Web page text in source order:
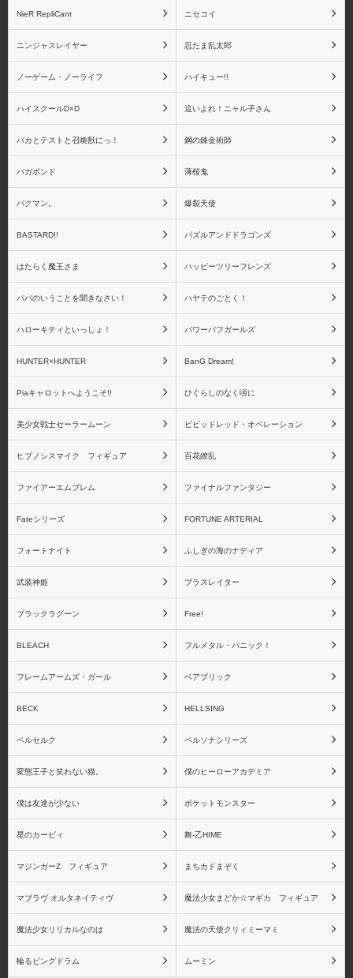
fate/stay night
Fate/Grand Order Fate その他シリーズ
Fate リアルアクション
ヒーローズシリーズ
Fate ねんどろいどシリ
ーズ
Fateシリーズ(一番くじ)
青島文化教材社 アイズプロジェクト
アクアマリン アトリエ彩
アニプレックス
アルファオメガ アルファマックス
NieR RepliCant ニセコイ
ニンジャスレイヤー 忍たま乱太郎
ノーゲーム・ノーライフ ハイキュー!!
ハイスクールD×D 這いよれ！ニャル子さん
バカとテストと召喚獣にっ！ 鋼の錬金術師
バガボンド 薄桜鬼
バクマン。 爆裂天使
BASTARD!! パズルアンドドラゴンズ
はたらく魔王さま ハッピーツリーフレンズ
パパのいうことを聞きなさい！ ハヤテのごとく！
ハローキティといっしょ！ パワーパフガールズ
HUNTER×HUNTER BanG Dream!
Piaキャロットへようこそ!! ひぐらしのなく頃に
美少女戦士セーラームーン ビビッドレッド・オペレーション
ヒプノシスマイク フィギュア 百花繚乱
ファイアーエムブレム ファイナルファンタジー
Fateシリーズ FORTUNE ARTERIAL
フォートナイト ふしぎの海のナディア
武装神姫 ブラスレイター
ブラックラグーン Free!
BLEACH フルメタル・パニック！
フレームアームズ・ガール ベアブリック
BECK HELLSING
ベルセルク ペルソナシリーズ
変態王子と笑わない猫。 僕のヒーローアカデミア
僕は友達が少ない ポケットモンスター
星のカービィ 舞-乙HIME
マジンガーZ フィギュア まちカドまぞく
マブラヴ オルタネイティヴ 魔法少女まどか☆マギカ フィギュア
魔法少女リリカルなのは 魔法の天使クリィミーマミ
輪るピングドラム ムーミン